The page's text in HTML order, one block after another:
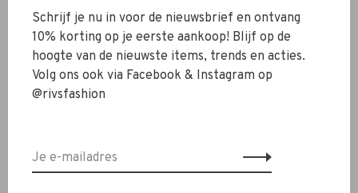
Schrijf je nu in voor de nieuwsbrief en ontvang
10% korting op je eerste aankoop! Blijf op de
hoogte van de nieuwste items, trends en acties.
Volg ons ook via Facebook & Instagram op
@rivsfashion